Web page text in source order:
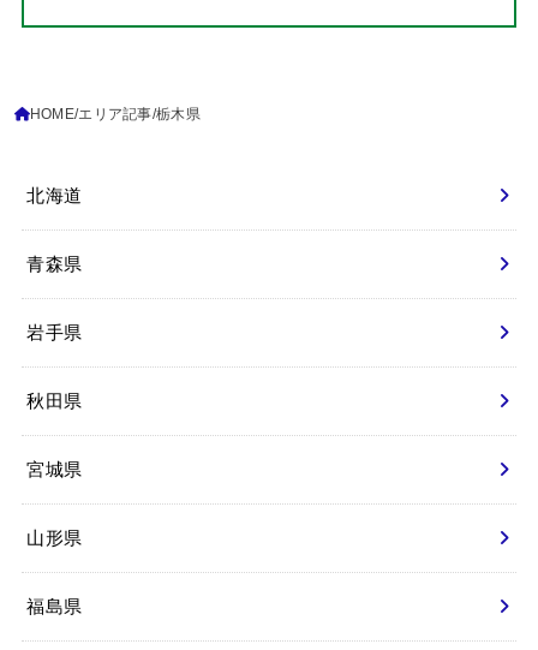
HOME エリア記事 栃木県
北海道
青森県
岩手県
秋田県
宮城県
山形県
福島県